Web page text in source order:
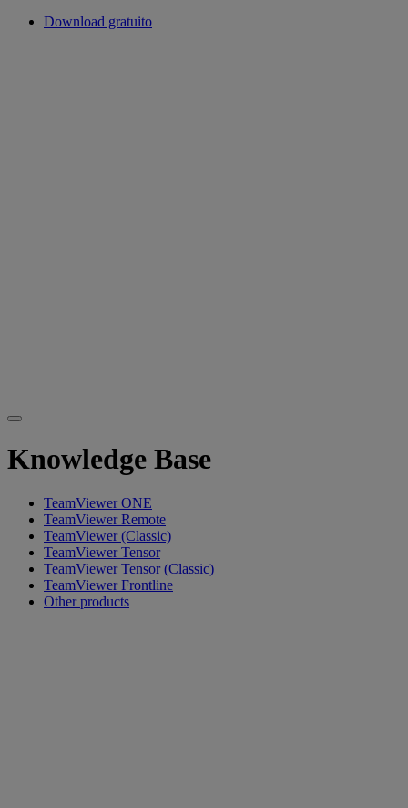
Download gratuito
Knowledge Base
TeamViewer ONE
TeamViewer Remote
TeamViewer (Classic)
TeamViewer Tensor
TeamViewer Tensor (Classic)
TeamViewer Frontline
Other products